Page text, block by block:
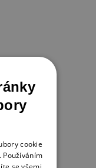
cookie
Používáním